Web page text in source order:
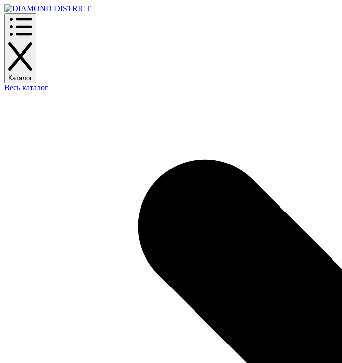
Каталог
Весь каталог